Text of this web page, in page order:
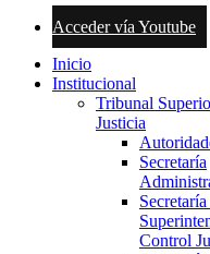
Acceder vía Youtube
Inicio
Institucional
Tribunal
Justicia
Secretaría
Control